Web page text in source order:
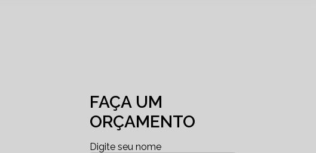
FAÇA UM
ORÇAMENTO
Digite seu nome